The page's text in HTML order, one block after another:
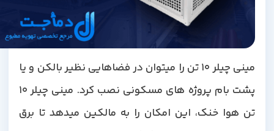
مینی چیلر 10 تن را میتوان در فضاهایی نظیر بالکن و یا
پشت بام پروژه های مسکونی نصب کرد. مینی چیلر 10
تن هوا خنک، این امکان را به مالکین میدهد تا برق